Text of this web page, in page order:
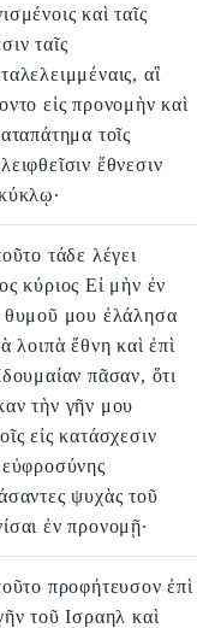
καὶ ταῖς
ταῖς
αἳ
εἰς προνομὴν καὶ
τοῖς
ἔθνεσιν
τάδε λέγει
κύριος Εἰ μὴν ἐν
θυμοῦ μου ἐλάλησα
λοιπὰ ἔθνη καὶ ἐπὶ
πᾶσαν, ὅτι
τὴν γῆν μου
εἰς κατάσχεσιν
εὐφροσύνης
ψυχὰς τοῦ
ἐν προνομῇ·
προφήτευσον ἐπὶ
τοῦ Ισραηλ καὶ